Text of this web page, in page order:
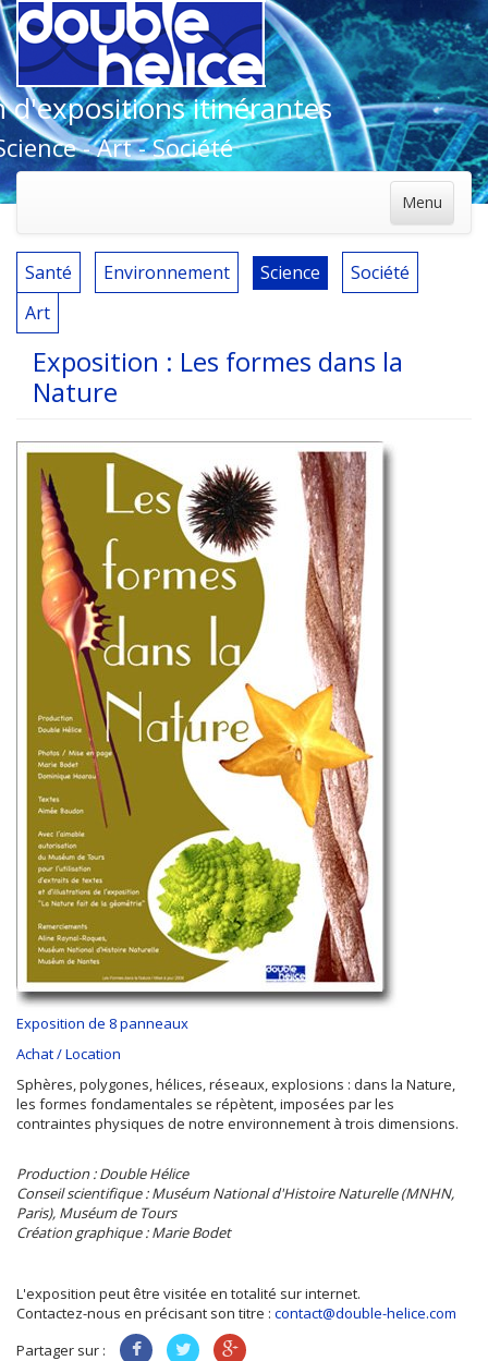
d'expositions itinérantes
- Art - Société
Menu
Santé Environnement Science
Société
Art
Exposition : Les formes dans la
Nature
Exposition de 8 panneaux
Achat / Location
Sphères, polygones, hélices, réseaux, explosions : dans la Nature,
les formes fondamentales se répètent, imposées par les
contraintes physiques de notre environnement à trois dimensions.
Production : Double Hélice
Conseil scientifique : Muséum National d'Histoire Naturelle (MNHN,
Paris), Muséum de Tours
Création graphique : Marie Bodet
L'exposition peut être visitée en totalité sur internet.
Contactez-nous en précisant son titre : contact@double-helice.com
Partager sur :